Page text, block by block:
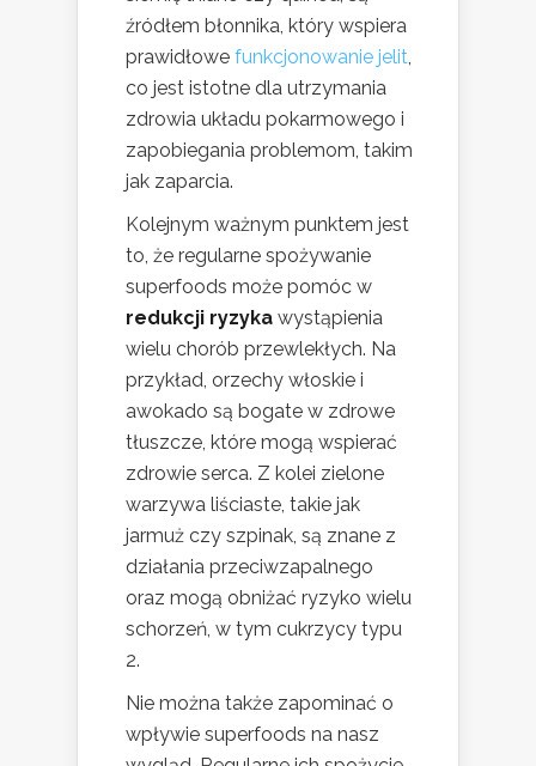
źródłem błonnika, który wspiera
prawidłowe funkcjonowanie jelit,
co jest istotne dla utrzymania
zdrowia układu pokarmowego i
zapobiegania problemom, takim
jak zaparcia.
Kolejnym ważnym punktem jest
to, że regularne spożywanie
superfoods może pomóc w
redukcji ryzyka wystąpienia
wielu chorób przewlekłych. Na
przykład, orzechy włoskie i
awokado są bogate w zdrowe
tłuszcze, które mogą wspierać
zdrowie serca. Z kolei zielone
warzywa liściaste, takie jak
jarmuż czy szpinak, są znane z
działania przeciwzapalnego
oraz mogą obniżać ryzyko wielu
schorzeń, w tym cukrzycy typu
2.
Nie można także zapominać o
wpływie superfoods na nasz